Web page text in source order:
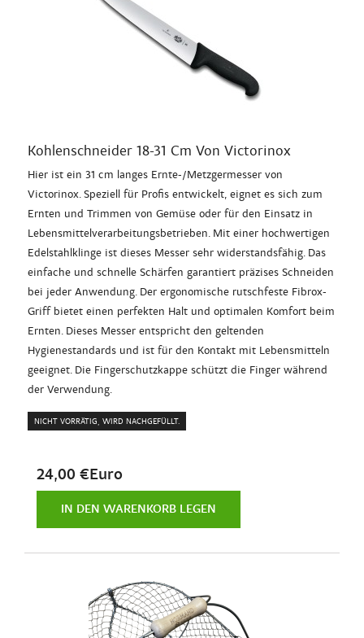
Kohlenschneider 18-31 Cm Von Victorinox
Hier ist ein 31 cm langes Ernte-/Metzgermesser von
Victorinox. Speziell für Profis entwickelt, eignet es sich zum
Ernten und Trimmen von Gemüse oder für den Einsatz in
Lebensmittelverarbeitungsbetrieben. Mit einer hochwertigen
Edelstahlklinge ist dieses Messer sehr widerstandsfähig. Das
einfache und schnelle Schärfen garantiert präzises Schneiden
bei jeder Anwendung. Der ergonomische rutschfeste Fibrox-
Griff bietet einen perfekten Halt und optimalen Komfort beim
Ernten. Dieses Messer entspricht den geltenden
Hygienestandards und ist für den Kontakt mit Lebensmitteln
geeignet. Die Fingerschutzkappe schützt die Finger während
der Verwendung.
NICHT VORRÄTIG, WIRD NACHGEFÜLLT.
24,00 €Euro
IN DEN WARENKORB LEGEN